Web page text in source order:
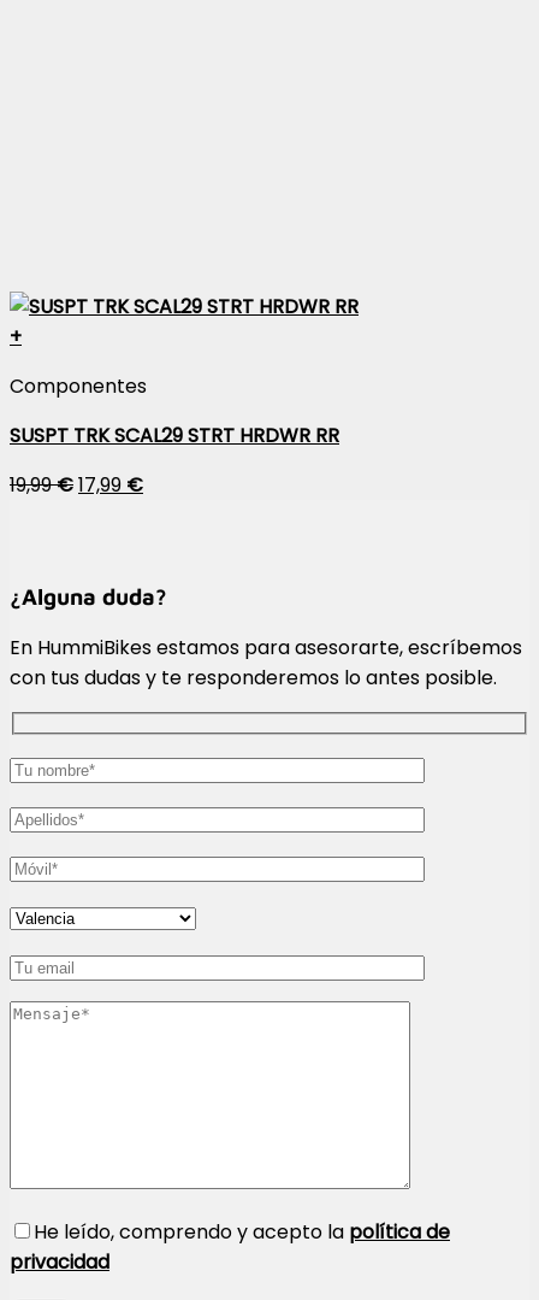
+
Componentes
SUSPT TRK SCAL29 STRT HRDWR RR
19,99€17,99 €
¿Alguna duda?
En HummiBikes estamos para asesorarte, escríbemos
con tus dudas y te responderemos lo antes posible.
He leído, comprendo y acepto la política de
privacidad